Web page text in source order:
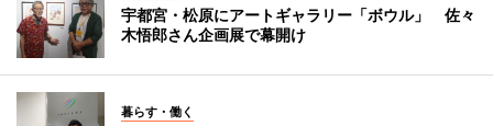
宇都宮・松原にアートギャラリー「ボウル」 佐々
木悟郎さん企画展で幕開け
暮らす・働く